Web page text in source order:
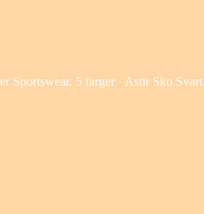
Sportswear. 5 farger · Astir Sko Svart.